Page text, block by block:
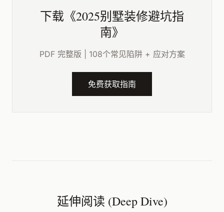
下载《2025别墅装修避坑指
南》
PDF 完整版 | 108个常见陷阱 + 应对方案
免费获取指南
延伸阅读 (Deep Dive)